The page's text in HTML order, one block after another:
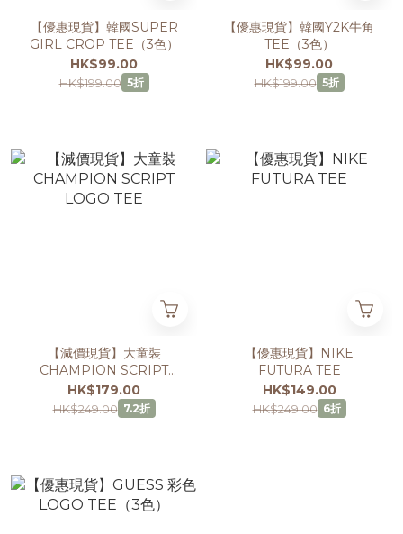
【優惠現貨】韓國SUPER
GIRL CROP TEE（3色）
HK$99.00
HK$199.00 5折
【優惠現貨】韓國Y2K牛角
TEE（3色）
HK$99.00
HK$199.00 5折
【減價現貨】大童裝
CHAMPION SCRIPT
LOGO TEE
HK$179.00
HK$249.00 7.2折
【優惠現貨】NIKE
FUTURA TEE
HK$149.00
HK$249.00 6折